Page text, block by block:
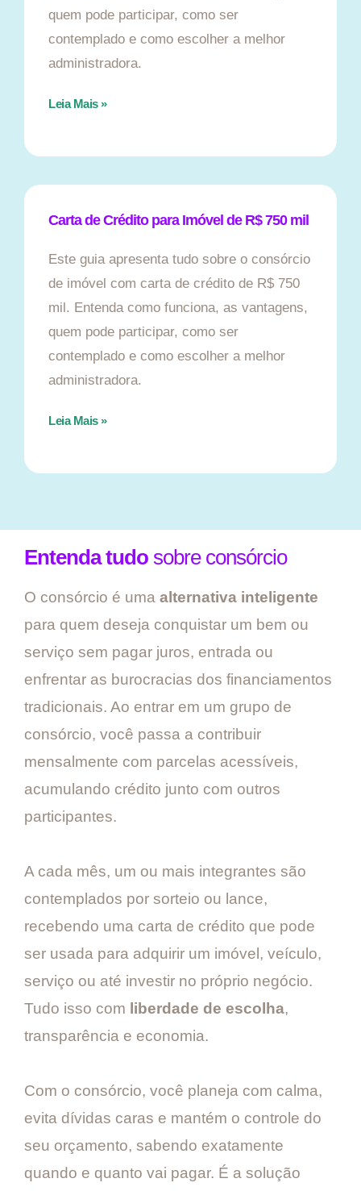
quem pode participar, como ser
contemplado e como escolher a melhor
administradora.
Leia Mais »
Carta de Crédito para Imóvel de R$ 750 mil
Este guia apresenta tudo sobre o consórcio
de imóvel com carta de crédito de R$ 750
mil. Entenda como funciona, as vantagens,
quem pode participar, como ser
contemplado e como escolher a melhor
administradora.
Leia Mais »
Entenda tudo sobre consórcio
O consórcio é uma alternativa inteligente
para quem deseja conquistar um bem ou
serviço sem pagar juros, entrada ou
enfrentar as burocracias dos financiamentos
tradicionais. Ao entrar em um grupo de
consórcio, você passa a contribuir
mensalmente com parcelas acessíveis,
acumulando crédito junto com outros
participantes.
A cada mês, um ou mais integrantes são
contemplados por sorteio ou lance,
recebendo uma carta de crédito que pode
ser usada para adquirir um imóvel, veículo,
serviço ou até investir no próprio negócio.
Tudo isso com liberdade de escolha,
transparência e economia.
Com o consórcio, você planeja com calma,
evita dívidas caras e mantém o controle do
seu orçamento, sabendo exatamente
quando e quanto vai pagar. É a solução